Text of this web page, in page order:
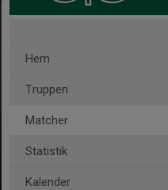
Hem
Truppen
Matcher
Statistik
Kalender